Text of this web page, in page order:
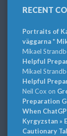
RECENT
Portraits of
väggarna *
Mikael
Helpful
Mikael
Helpful
Neil Cox on
Preparation
When
Kyrgyzstan »
Cautionary